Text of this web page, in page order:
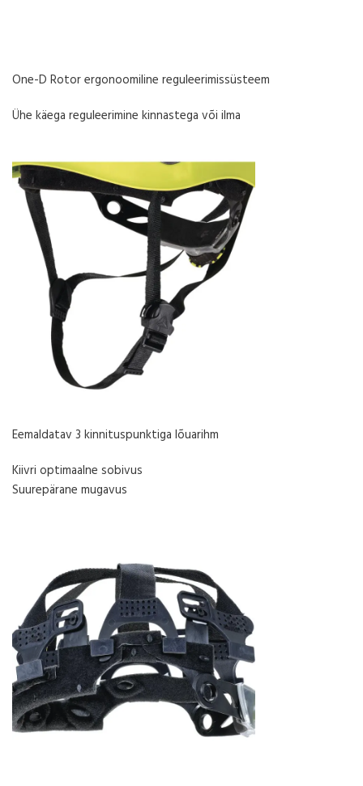
One-D Rotor ergonoomiline reguleerimissüsteem
Ühe käega reguleerimine kinnastega või ilma
Eemaldatav 3 kinnituspunktiga lõuarihm
Kiivri optimaalne sobivus
Suurepärane mugavus